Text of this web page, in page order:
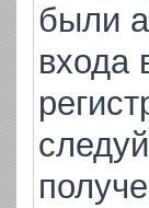
были
входа